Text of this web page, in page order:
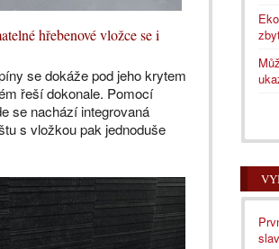
hřebenové vložce se i
se dokáže pod jeho krytem
řeší dokonale. Pomocí
se nachází integrovaná
s vložkou pak jednoduše